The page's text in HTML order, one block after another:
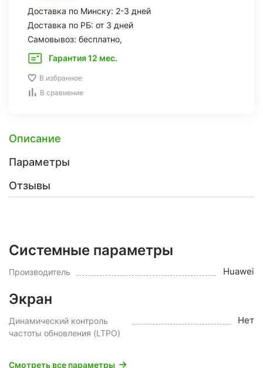
Доставка по Минску: 2-3 дней
Доставка по РБ: от 3 дней
Самовывоз: бесплатно,
Гарантия 12 мес.
В избранное
В сравнение
Описание
Параметры
Отзывы
Системные параметры
Производитель Huawei
Экран
Динамический контроль
частоты обновления (LTPO)
Нет
Смотреть все параметры